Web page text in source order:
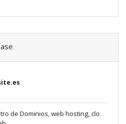
de Dominios, web hosting, clo